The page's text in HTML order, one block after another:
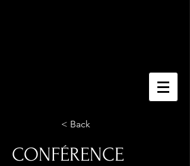
< Back
CONFÉRENCE